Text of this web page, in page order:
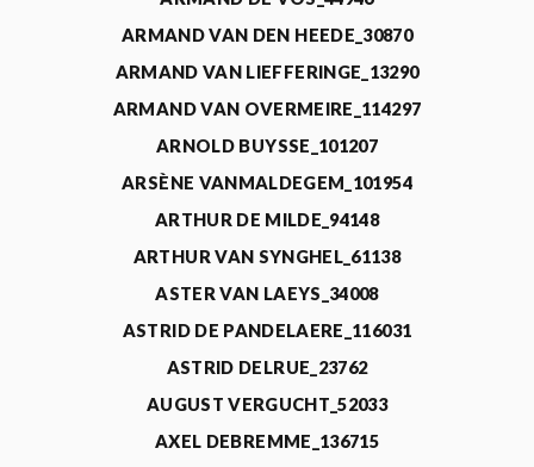
ARMAND VAN DEN HEEDE_30870
ARMAND VAN LIEFFERINGE_13290
ARMAND VAN OVERMEIRE_114297
ARNOLD BUYSSE_101207
ARSÈNE VANMALDEGEM_101954
ARTHUR DE MILDE_94148
ARTHUR VAN SYNGHEL_61138
ASTER VAN LAEYS_34008
ASTRID DE PANDELAERE_116031
ASTRID DELRUE_23762
AUGUST VERGUCHT_52033
AXEL DEBREMME_136715